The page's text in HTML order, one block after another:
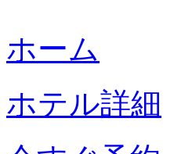
ホーム
ホテル詳細